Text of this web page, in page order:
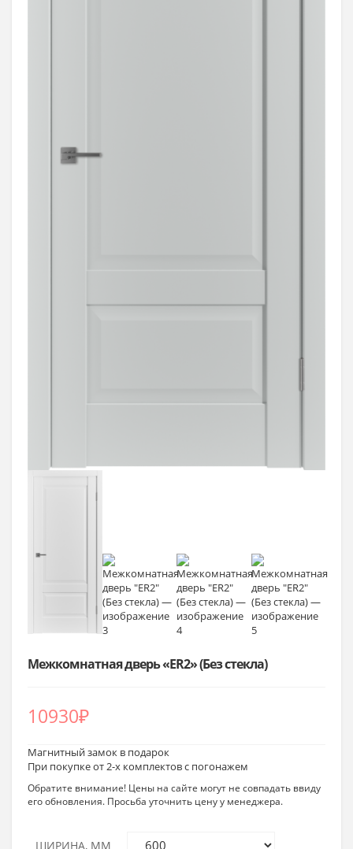
Межкомнатная дверь «ER2» (Без стекла)
10930₽
Магнитный замок в подарок
При покупке от 2-х комплектов с погонажем
Обратите внимание! Цены на сайте могут не совпадать ввиду
его обновления. Просьба уточнить цену у менеджера.
ШИРИНА, ММ